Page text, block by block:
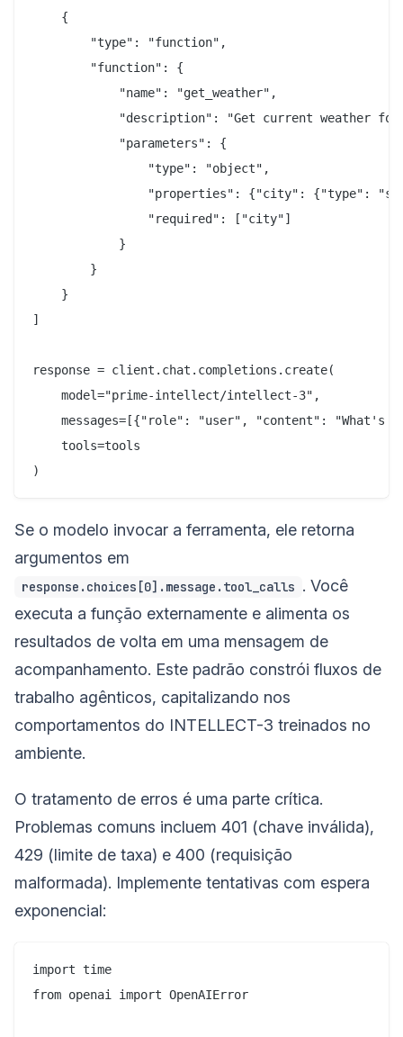
    {
        "type": "function",
        "function": {
            "name": "get_weather",
"description": "Get current weather for
            "parameters": {
                "type": "object",
"properties": {"city": {"type":
                "required": ["city"]
            }
        }
    }
]
response = client.chat.completions.create(
    model="prime-intellect/intellect-3",
messages=[{"role": "user", "content": "What's
    tools=tools
Se o modelo invocar a ferramenta, ele retorna
argumentos em
response.choices[0].message.tool_calls . Você
executa a função externamente e alimenta os
resultados de volta em uma mensagem de
acompanhamento. Este padrão constrói fluxos de
trabalho agênticos, capitalizando nos
comportamentos do INTELLECT-3 treinados no
ambiente.
O tratamento de erros é uma parte crítica.
Problemas comuns incluem 401 (chave inválida),
429 (limite de taxa) e 400 (requisição
malformada). Implemente tentativas com espera
exponencial:
import time
from openai import OpenAIError